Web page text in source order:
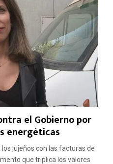
el Gobierno por
energéticas
jujeños con las facturas de
que triplica los valores